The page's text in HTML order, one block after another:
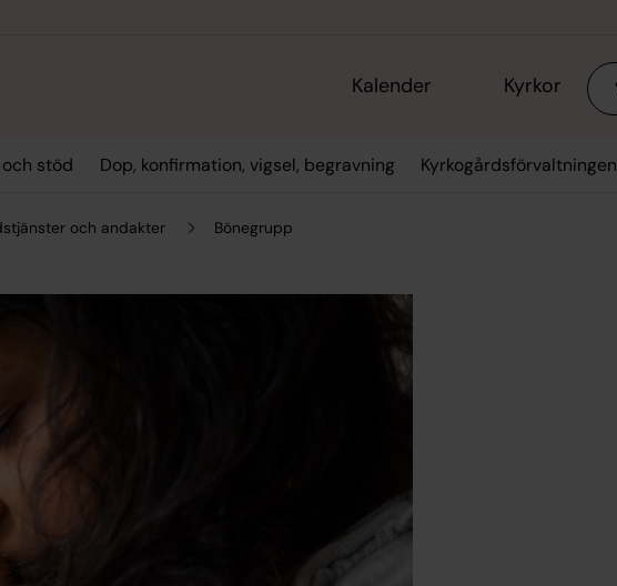
Kalender Kyrkor Sök
stöd Dop, konfirmation, vigsel, begravning Kyrkogårdsförvaltningen
och andakter Bönegrupp